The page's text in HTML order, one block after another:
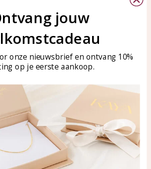
KAYA Sieraden
Bellen of WhatsApp Ma-Vr
tussen 09:00-17:00
Tel: 0850003187
WhatsApp: 0850003187
klantenservice@kayasierade
KAYA Sieraden
Over ons
jouw
onze nieuwsbrief en ontvang 10%
op je eerste aankoop.